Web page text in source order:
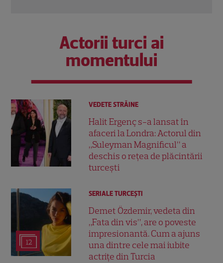
Actorii turci ai
momentului
VEDETE STRĂINE
Halit Ergenç s-a lansat în
afaceri la Londra: Actorul din
„Suleyman Magnificul” a
deschis o rețea de plăcintării
turcești
12
SERIALE TURCEŞTI
Demet Özdemir, vedeta din
„Fata din vis”, are o poveste
impresionantă. Cum a ajuns
una dintre cele mai iubite
actrițe din Turcia